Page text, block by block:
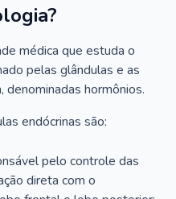
médica que estuda o
pelas glândulas e as
hormônios.
endócrinas são:
pelo controle das
direta com o